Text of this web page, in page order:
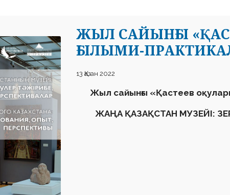
ЖЫЛ САЙЫНҒЫ
ҒЫЛЫМИ-
13 Қазан 2022
Жыл сайынғы «Қастеев
ЖАҢА ҚАЗАҚСТАН МУЗЕЙІ: